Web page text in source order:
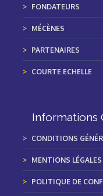
FONDATEURS
MÉCÈNES
PARTENAIRES
COURTE ECHELLE
Informations
CONDITIONS
MENTIONS LÉGALES
POLITIQUE DE